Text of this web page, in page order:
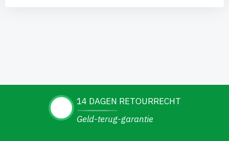
14 DAGEN RETOURRECHT
Geld-terug-garantie